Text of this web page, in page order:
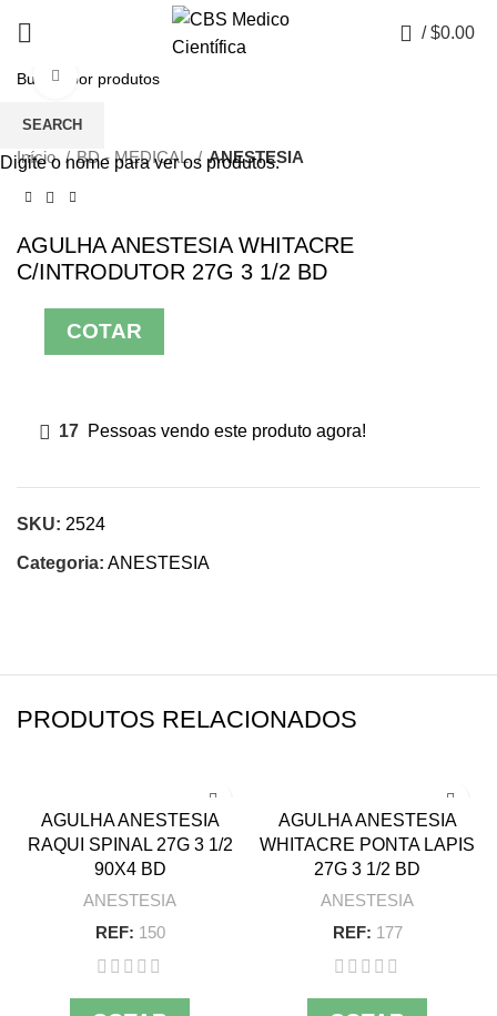
/ $0.00
Click to enlarge
Início BD - MEDICAL ANESTESIA
AGULHA ANESTESIA WHITACRE
C/INTRODUTOR 27G 3 1/2 BD
COTAR
17 Pessoas vendo este produto agora!
SKU: 2524
Categoria: ANESTESIA
PRODUTOS RELACIONADOS
AGULHA ANESTESIA
RAQUI SPINAL 27G 3 1/2
90X4 BD
ANESTESIA
REF: 150
AGULHA ANESTESIA
WHITACRE PONTA LAPIS
27G 3 1/2 BD
ANESTESIA
REF: 177
SEARCH
Digite o nome para ver os produtos.